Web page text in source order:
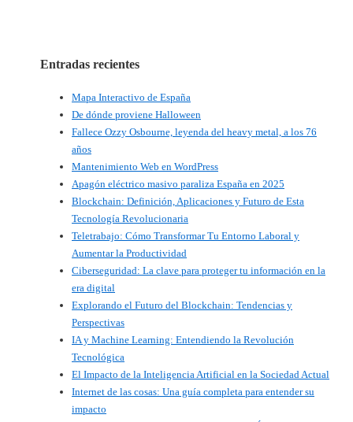
Entradas recientes
Mapa Interactivo de España
De dónde proviene Halloween
Fallece Ozzy Osbourne, leyenda del heavy metal, a los 76
años
Mantenimiento Web en WordPress
Apagón eléctrico masivo paraliza España en 2025
Blockchain: Definición, Aplicaciones y Futuro de Esta
Tecnología Revolucionaria
Teletrabajo: Cómo Transformar Tu Entorno Laboral y
Aumentar la Productividad
Ciberseguridad: La clave para proteger tu información en la
era digital
Explorando el Futuro del Blockchain: Tendencias y
Perspectivas
IA y Machine Learning: Entendiendo la Revolución
Tecnológica
El Impacto de la Inteligencia Artificial en la Sociedad Actual
Internet de las cosas: Una guía completa para entender su
impacto